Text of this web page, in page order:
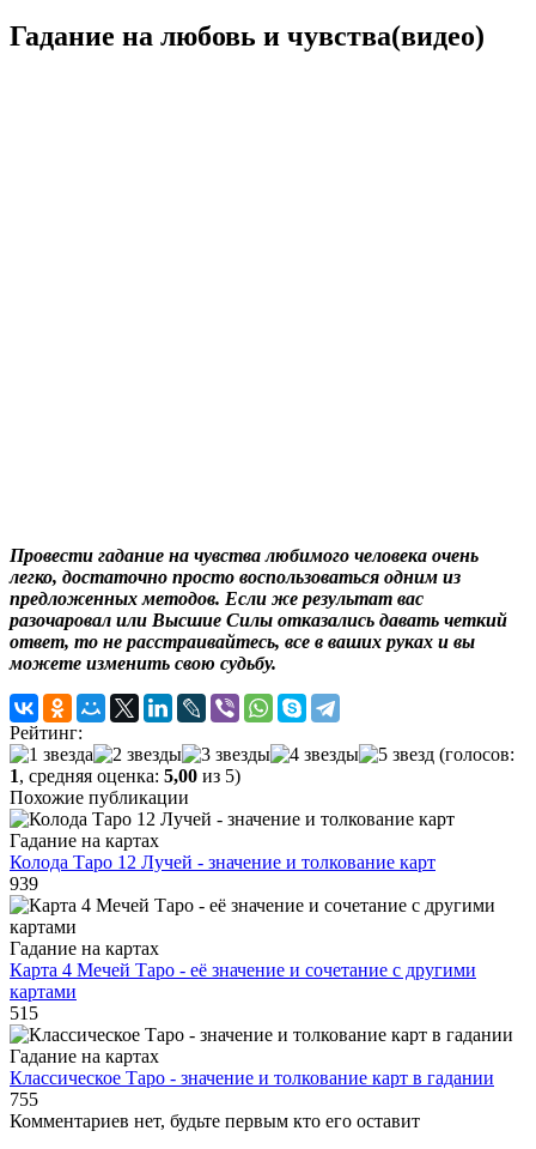
Гадание на любовь и чувства(видео)
Провести гадание на чувства любимого человека очень
легко, достаточно просто воспользоваться одним из
предложенных методов. Если же результат вас
разочаровал или Высшие Силы отказались давать четкий
ответ, то не расстраивайтесь, все в ваших руках и вы
можете изменить свою судьбу.
Рейтинг:
(голосов:
1, средняя оценка: 5,00 из 5)
Похожие публикации
Гадание на картах
Колода Таро 12 Лучей - значение и толкование карт
939
Гадание на картах
Карта 4 Мечей Таро - её значение и сочетание с другими
картами
515
Гадание на картах
Классическое Таро - значение и толкование карт в гадании
755
Комментариев нет, будьте первым кто его оставит